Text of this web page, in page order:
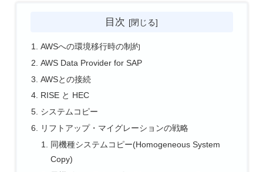
目次
AWSへの環境移行時の制約
AWS Data Provider for SAP
AWSとの接続
RISE と HEC
システムコピー
リフトアップ・マイグレーションの戦略
同機種システムコピー(Homogeneous System
Copy)